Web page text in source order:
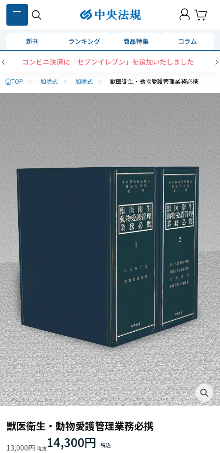
新刊 ランキング 商品特集 コラム
コンビニ決済に「セブンイレブン」を追加いたしました
TOP > 加除式 > 加除式 > 獣医衛生・動物愛護管理業務必携
獣医衛生・動物愛護管理業務必携
13,000円 14,300円